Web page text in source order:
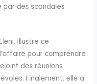
par des scandales
illustre ce
pour comprendre
des réunions
Finalement, elle a